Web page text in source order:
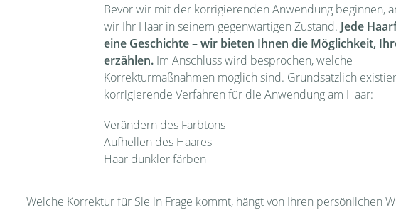
Bevor wir mit der korrigierenden Anwendung beginnen,
wir Ihr Haar in seinem gegenwärtigen Zustand. Jede
eine Geschichte – wir bieten Ihnen die Möglichkeit,
erzählen. Im Anschluss wird besprochen, welche
Korrekturmaßnahmen möglich sind. Grundsätzlich
korrigierende Verfahren für die Anwendung am Haar:
Verändern des Farbtons
Aufhellen des Haares
Haar dunkler färben
Welche Korrektur für Sie in Frage kommt, hängt von Ihren persönlichen